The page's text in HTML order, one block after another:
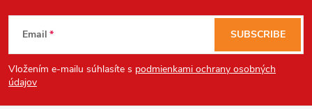
F
o
o
Email
Vložením e-mailu súhlasíte s podmienkami ochrany osobných
údajov
SUBSCRIBE